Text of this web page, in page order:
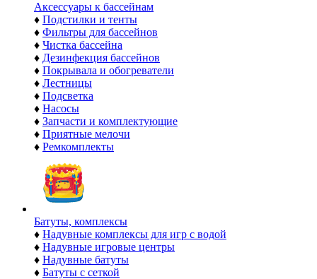
Аксессуары к бассейнам
♦ Подстилки и тенты
♦ Фильтры для бассейнов
♦ Чистка бассейна
♦ Дезинфекция бассейнов
♦ Покрывала и обогреватели
♦ Лестницы
♦ Подсветка
♦ Насосы
♦ Запчасти и комплектующие
♦ Приятные мелочи
♦ Ремкомплекты
Батуты, комплексы
♦ Надувные комплексы для игр с водой
♦ Надувные игровые центры
♦ Надувные батуты
♦ Батуты с сеткой